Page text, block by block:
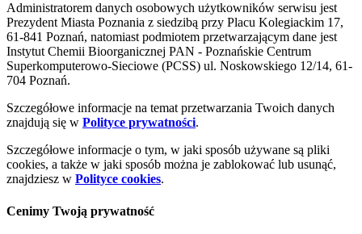
Administratorem danych osobowych użytkowników serwisu jest
Prezydent Miasta Poznania z siedzibą przy Placu Kolegiackim 17,
61-841 Poznań, natomiast podmiotem przetwarzającym dane jest
Instytut Chemii Bioorganicznej PAN - Poznańskie Centrum
Superkomputerowo-Sieciowe (PCSS) ul. Noskowskiego 12/14, 61-
704 Poznań.
Szczegółowe informacje na temat przetwarzania Twoich danych
znajdują się w Polityce prywatności.
Szczegółowe informacje o tym, w jaki sposób używane są pliki
cookies, a także w jaki sposób można je zablokować lub usunąć,
znajdziesz w Polityce cookies.
Cenimy Twoją prywatność